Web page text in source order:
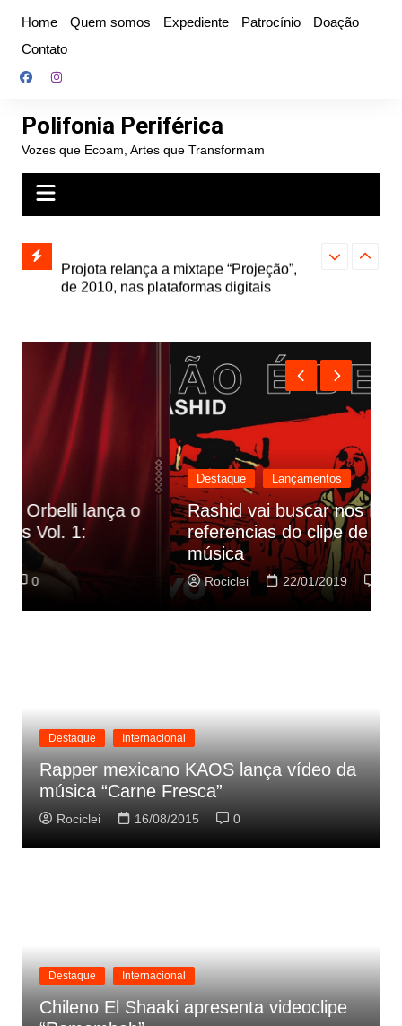
conteúdo
Home Quem somos Expediente Patrocínio
Doação
Contato
Polifonia Periférica
Vozes que Ecoam, Artes que Transformam
e abre
autoral,
de 2010, nas plataformas digitais
Farofa
Destaque Lançamentos
Rashid vai buscar nos HQs as
referencias do clipe de sua nova
música
Rociclei 22/01/2019 0
Destaque Internacional
Rapper mexicano KAOS lança vídeo da
música “Carne Fresca”
Rociclei 16/08/2015 0
Destaque Internacional
Chileno El Shaaki apresenta videoclipe